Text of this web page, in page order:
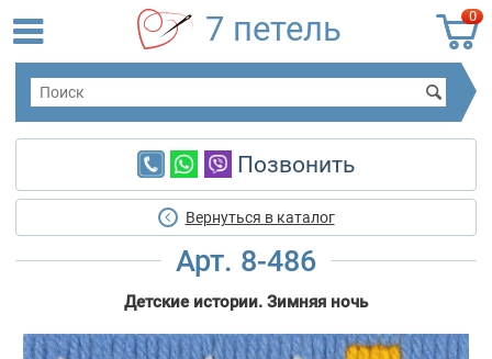
0
7 петель
Позвонить
Вернуться в каталог
Арт. 8-486
Детские истории. Зимняя ночь